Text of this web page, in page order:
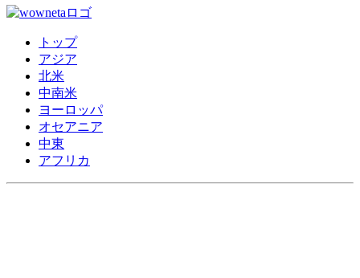
トップ
アジア
北米
中南米
ヨーロッパ
オセアニア
中東
アフリカ